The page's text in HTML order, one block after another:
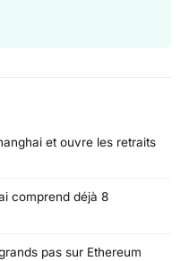
et ouvre les retraits
comprend déjà 8
pas sur Ethereum